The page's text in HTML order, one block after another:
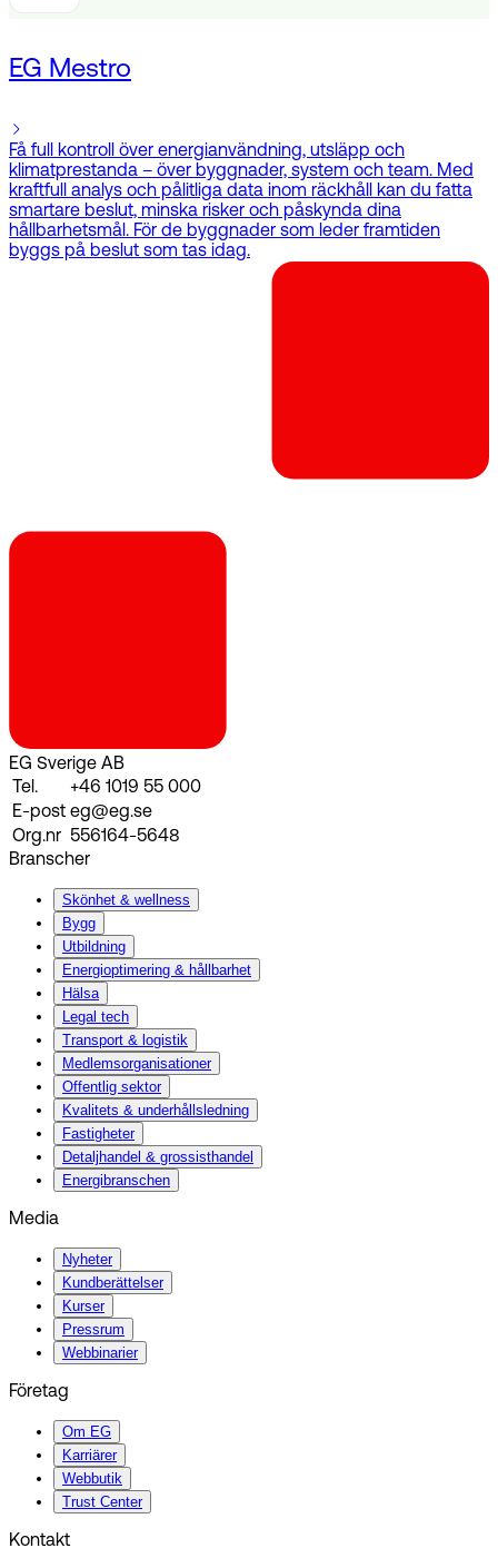
EG Mestro
Få full kontroll över energianvändning, utsläpp och
klimatprestanda – över byggnader, system och team. Med
kraftfull analys och pålitliga data inom räckhåll kan du fatta
smartare beslut, minska risker och påskynda dina
hållbarhetsmål. För de byggnader som leder framtiden
byggs på beslut som tas idag.
EG Sverige AB
Tel.
+46 1019 55 000
E-post eg@eg.se
Org.nr 556164-5648
Branscher
Skönhet & wellness
Bygg
Utbildning
Energi­optimering & hållbarhet
Hälsa
Legal tech
Transport & logistik
Medlemsorganisationer
Offentlig sektor
Kvalitets & underhållsledning
Fastigheter
Detaljhandel & grossisthandel
Energibranschen
Media
Nyheter
Kundberättelser
Kurser
Pressrum
Webbinarier
Företag
Om EG
Karriärer
Webbutik
Trust Center
Kontakt